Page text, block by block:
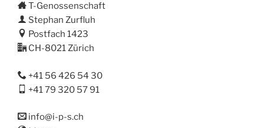
T-Genossenschaft
Stephan Zurfluh
Postfach 1423
CH-8021 Zürich
+41 56 426 54 30
+41 79 320 57 91
info@i-p-s.ch